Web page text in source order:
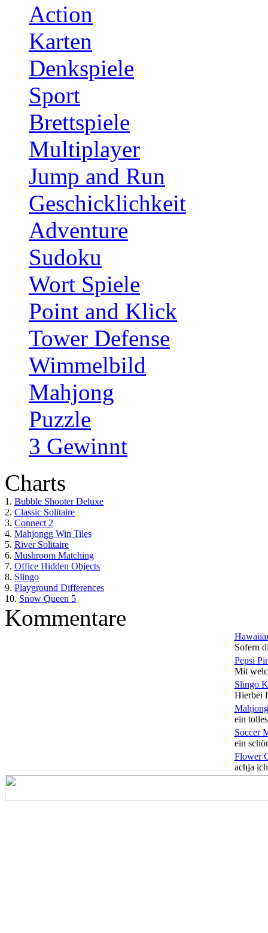
Action
Karten
Denkspiele
Sport
Brettspiele
Multiplayer
Jump and Run
Geschicklichkeit
Adventure
Sudoku
Wort Spiele
Point and Klick
Tower Defense
Wimmelbild
Mahjong
Puzzle
3 Gewinnt
Charts
1. Bubble Shooter Deluxe
2. Classic Solitaire
3. Connect 2
4. Mahjongg Win Tiles
5. River Solitaire
6. Mushroom Matching
7. Office Hidden Objects
8. Slingo
9. Playground Differences
10. Snow Queen 5
Kommentare
Sofern
Pepsi
Mit
Slingo
Hierbei
ein
Soccer
ein
Flower
achja